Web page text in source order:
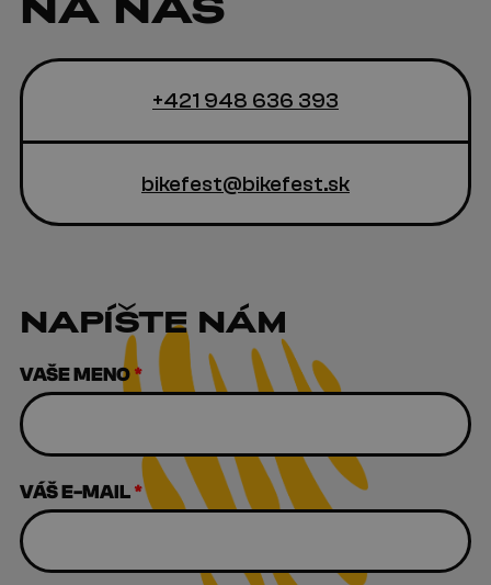
+421 948 636 393
bikefest@bikefest.sk
NAPÍŠTE NÁM
VAŠE MENO*
VÁŠ E-MAIL*